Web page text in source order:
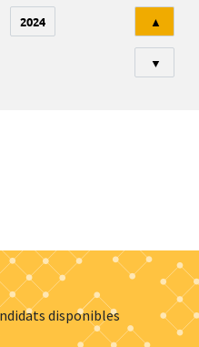
2024 ▲
▼
disponibles